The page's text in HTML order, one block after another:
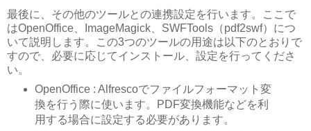
最後に、その他のツールとの連携設定を行います。ここで
はOpenOffice、ImageMagick、SWFTools（pdf2swf）につ
いて説明します。この3つのツールの用途は以下のとおりで
すので、必要に応じてインストール、設定を行ってくださ
い。
OpenOffice : Alfrescoでファイルフォーマット変
換を行う際に使います。PDF変換機能などを利
用する場合に設定する必要があります。